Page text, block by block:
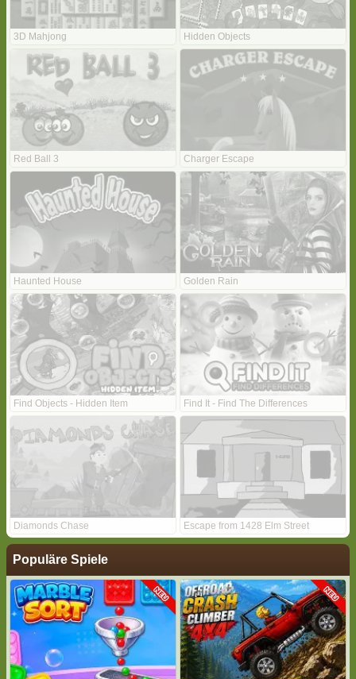
3D Mahjong Hidden Objects
Red Ball 3 Charger Escape
Haunted House Golden Rain
Find Objects - Hidden Item Find It - Find The Differences
Diamonds Chase Escape from 1428 Elm Street
Populäre Spiele